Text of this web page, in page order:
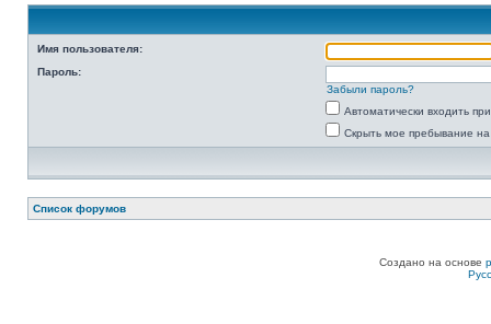
Имя пользователя:
Пароль:
Забыли пароль?
Автоматически входить
Скрыть мое пребывание
Список форумов
Создано на основе